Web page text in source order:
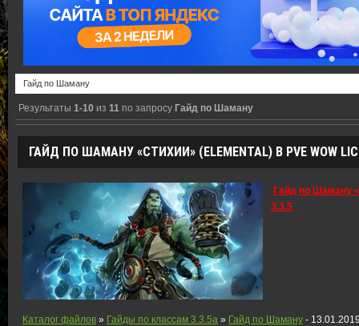
Результаты 1-10 из 11 по запросу Гайд по Шаману
ГАЙД ПО ШАМАНУ «СТИХИИ» (ELEMENTAL) В PVE WOW
Гайд по Шаману
3.3.5
Каталог файлов » Гайды по классам 3.3.5a » Гайд по Шаману -